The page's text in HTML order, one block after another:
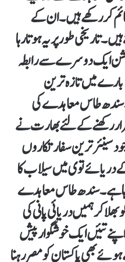
کررکھے ہیں۔ ان کے
تاریخی طورپر یہ ہوتا رہا
ایک دوسرے سے رابطہ
میں تازہ ترین
سندھ طاس معاہدے کی
رکھنے کے لئے بھارت نے
سینئر ترین سفارتکاروں
دریائے توی میں سیلاب کا
آرہا ہے۔ سندھ طاس معاہدے
ہمیں دریائی پانی کی
تئیں ایک خوشگوار پیش
بھی پاکستان کو مصررہنا